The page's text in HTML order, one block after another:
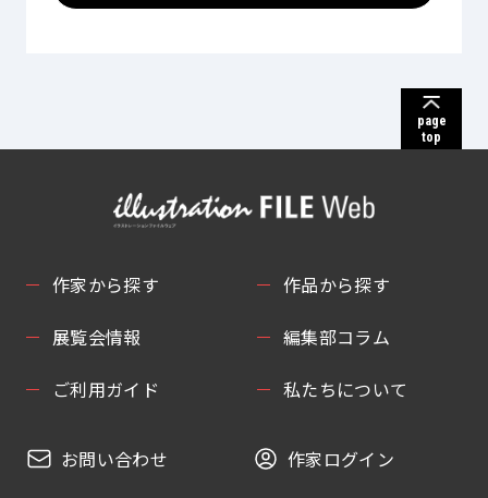
page
top
作家から探す
作品から探す
展覧会情報
編集部コラム
ご利用ガイド
私たちについて
お問い合わせ 作家ログイン